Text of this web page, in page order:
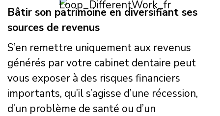
Bâtir son patrimoine en diversifiant ses
sources de revenus
S’en remettre uniquement aux revenus
générés par votre cabinet dentaire peut
vous exposer à des risques financiers
importants, qu’il s’agisse d’une récession,
d’un problème de santé ou d’un